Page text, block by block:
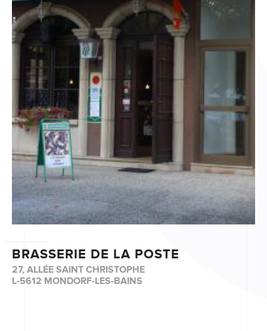
BRASSERIE DE LA POSTE
27, ALLÉE SAINT CHRISTOPHE
L-5612 MONDORF-LES-BAINS